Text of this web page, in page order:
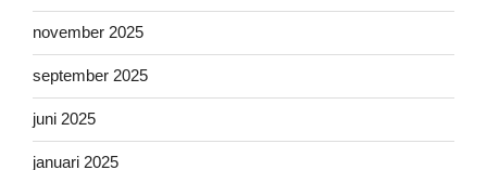
november 2025
september 2025
juni 2025
januari 2025